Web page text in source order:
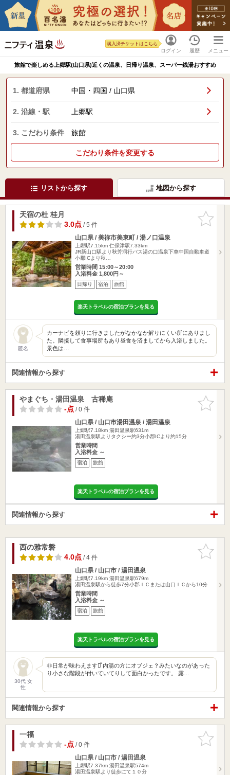
ログイン
購入済チケットはこちら
履歴 メニュー
旅館で楽しめる上郷駅(山口県)近くの温泉、日帰り温泉、スーパー銭湯おすすめ
1. 都道府県 中国・四国 / 山口県
2. 沿線・駅 上郷駅
3. こだわり条件 旅館
こだわり条件を変更する
リストから探す 地図から探す
お気に入
りに追加
天宿の杜 桂月
3.0点/ 5 件
山口県 / 美祢市美東町 / 湯ノ口温泉
上郷駅7.15km 仁保津駅7.33km
JR新山口駅より秋芳洞行バス湯の口温泉下車中国自動車道
小郡ICより秋…
営業時間 15:00～20:00
入浴料金 1,800円～
日帰り 宿泊 旅館
楽天トラベルの宿泊プランを見る
匿名
カーナビを頼りに行きましたがなかなか解りにくい所にありまし
た。隣接して食事場所もあり昼食を済ましてから入浴しました。
景色は…
関連情報から探す
お気に入
りに追加
やまぐち・湯田温泉 古稀庵
-点/ 0 件
山口県 / 山口市湯田温泉 / 湯田温泉
上郷駅7.18km 湯田温泉駅631m
湯田温泉駅よりタクシー約3分小郡ICより約15分
営業時間
入浴料金 ～
宿泊 旅館
楽天トラベルの宿泊プランを見る
関連情報から探す
お気に入
りに追加
西の雅常磐
4.0点/ 4 件
山口県 / 山口市 / 湯田温泉
上郷駅7.19km 湯田温泉駅679m
湯田温泉駅から徒歩7分小郡ＩＣまたは山口ＩＣから10分
営業時間
入浴料金 ～
宿泊 旅館
楽天トラベルの宿泊プランを見る
30代 女
性
非日常が味わえます♡̆̈ 内湯の方にオブジェ？みたいなのがあった
り小さな階段が付いていてりして面白かったです。 露…
関連情報から探す
お気に入
りに追加
一福
-点/ 0 件
山口県 / 山口市 / 湯田温泉
上郷駅7.37km 湯田温泉駅574m
湯田温泉駅より徒歩にて１０分